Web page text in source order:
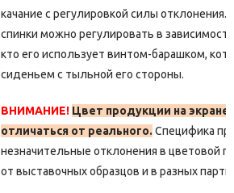
качание с регулировкой силы
спинки можно регулировать в
кто его использует винтом-барашком,
сиденьем с тыльной его стороны.
ВНИМАНИЕ! Цвет продукции на
отличаться от реального. Специфика
незначительные отклонения в цветовой
от выставочных образцов и в разных